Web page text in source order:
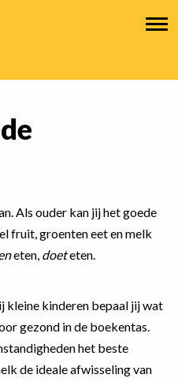
Als ouder kan jij het goede
fruit, groenten eet en melk
eten, doeteten.
kleine kinderen bepaal jij wat
gezond in de boekentas.
het beste
de ideale afwisseling van